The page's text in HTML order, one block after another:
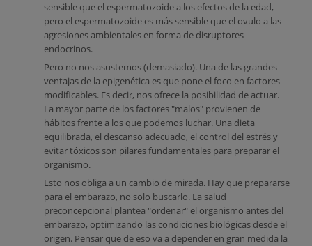
sensible que el espermatozoide a los efectos de la edad,
pero el espermatozoide es más sensible que el ovulo a las
agresiones ambientales en forma de disruptores
endocrinos.
Pero no nos asustemos (demasiado). Una de las grandes
ventajas de la epigenética es que pone el foco en factores
modificables. Es decir, nos ofrece la posibilidad de actuar.
La mayor parte de los factores "malos" provienen de
hábitos frente a los que podemos luchar. Una dieta
equilibrada, el descanso adecuado, el control del estrés y
evitar tóxicos son pilares fundamentales para preparar el
organismo.
Esto nos obliga a un cambio de mirada. Hay que prepararse
para el embarazo, no solo buscarlo. La salud
preconcepcional plantea "ordenar" el organismo antes del
embarazo, optimizando las condiciones biológicas desde el
origen. Pensar que de eso va a depender en gran medida la